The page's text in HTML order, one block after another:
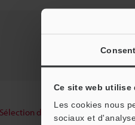
Ce site web utilise
Les cookies nous
sociaux et
Sélection de produits par industrie